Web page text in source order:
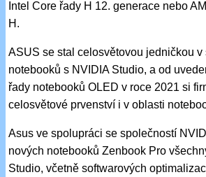
Intel Core řady H 12. generace nebo
H.
ASUS se stal celosvětovou jedničkou v
notebooků s NVIDIA Studio, a od
řady notebooků OLED v roce 2021 si
celosvětové prvenství i v oblasti
Asus ve spolupráci se společností
nových notebooků Zenbook Pro
Studio, včetně softwarových